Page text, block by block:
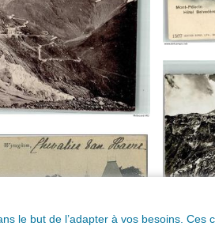
le but de l’adapter à vos besoins. Ces